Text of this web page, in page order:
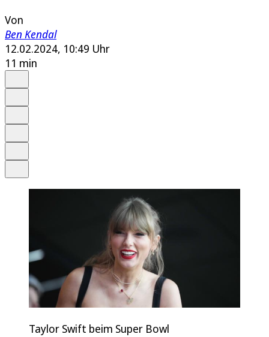
Von
Ben Kendal
12.02.2024, 10:49 Uhr
11 min
Taylor Swift beim Super Bowl